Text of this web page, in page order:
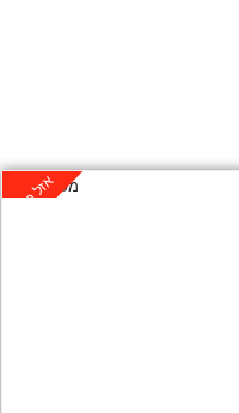
אזל במלאי